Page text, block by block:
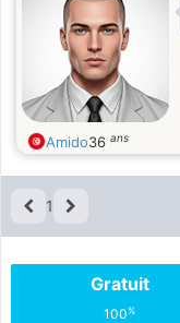
Amido36 ans
1
Gratuit
100%